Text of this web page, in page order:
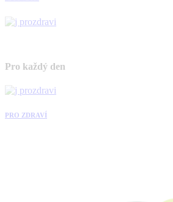
Pro každý den
PRO ZDRAVÍ